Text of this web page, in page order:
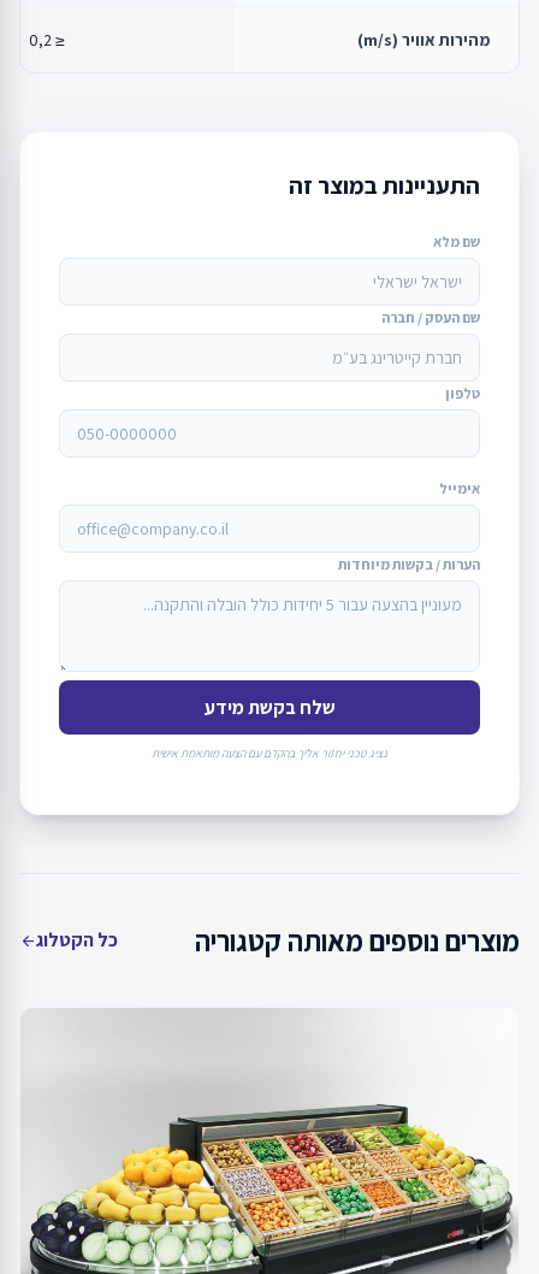
מהירות אוויר (m/s) ≤ 0,2
התעניינות במוצר זה
שם מלא
שם העסק / חברה
טלפון
אימייל
הערות / בקשות מיוחדות
שלח בקשת מידע
נציג טכני יחזור אליך בהקדם עם הצעה מותאמת אישית
מוצרים נוספים מאותה קטגוריה כל הקטלוגarrow_back